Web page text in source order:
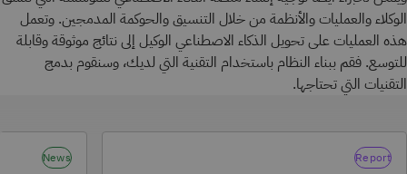
الوكلاء والعمليات والأنظمة من خلال التنسيق والحوكمة المدمجين. وتعمل
هذه العمليات على تحويل الذكاء الاصطناعي الوكيل إلى نتائج موثوقة وقابلة
للتوسع. فقم ببناء النظام باستخدام التقنية التي لديك، وسنقوم بدمج
التقنيات التي تحتاجها.
Report
News